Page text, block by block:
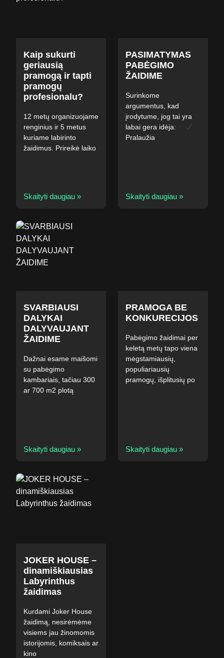
Kaip sukurti
geriausią
pramogą ir tapti
pramogų
profesionalu?
12 metų organizuojame
renginius ir 5 metus
kuriame labirinto
žaidimus. Prireikė laiko
Skaityti daugiau »
PASIMATYMAS
PABĖGIMO
ŽAIDIME
Surinkome
argumentus, kad
įrodytume, jog tai yra
labai gera idėja: ⠀
Pralaužia
Skaityti daugiau »
SVARBIAUSI
DALYKAI
DALYVAUJANT
ŽAIDIME
Dažnai esame maišomi
su pabėgimo
kambariais, tačiau 300
ar 700 m2 plotą
Skaityti daugiau »
PRAMOGA BE
KONKURECIJOS
Pabėgimo žaidimai per
keletą metų tapo viena
mėgstamiausių,
populiariausių
pramogų, išplitusių po
Skaityti daugiau »
JOKER HOUSE –
dinamiškiausias
Labyrinthus
žaidimas
Kurdami Joker House
žaidimą, nesirėmėme
visiems jau žinomomis
istorijomis, komiksais ar
kino